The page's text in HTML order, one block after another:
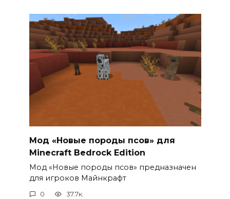
Мод «Новые породы псов» для
Minecraft Bedrock Edition
Мод «Новые породы псов» предназначен
для игроков Майнкрафт
0 37.7к.